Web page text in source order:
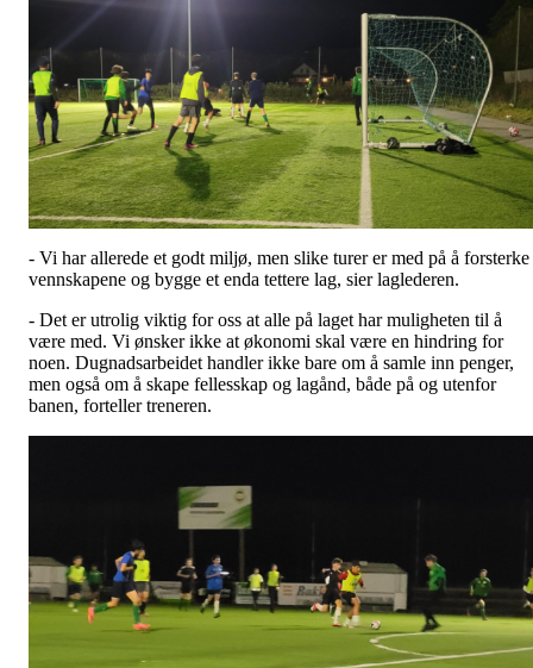
- Vi har allerede et godt miljø, men slike turer er med på å forsterke
vennskapene og bygge et enda tettere lag, sier laglederen.
- Det er utrolig viktig for oss at alle på laget har muligheten til å
være med. Vi ønsker ikke at økonomi skal være en hindring for
noen. Dugnadsarbeidet handler ikke bare om å samle inn penger,
men også om å skape fellesskap og lagånd, både på og utenfor
banen, forteller treneren.